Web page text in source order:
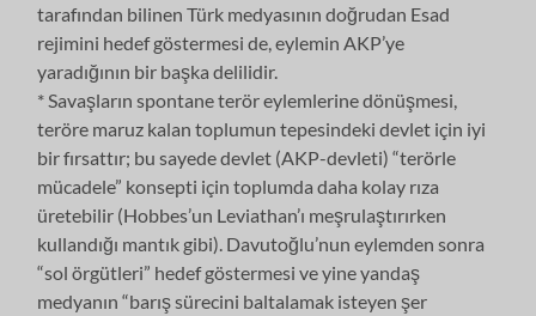
tarafından bilinen Türk medyasının doğrudan Esad
rejimini hedef göstermesi de, eylemin AKP’ye
yaradığının bir başka delilidir.
* Savaşların spontane terör eylemlerine dönüşmesi,
teröre maruz kalan toplumun tepesindeki devlet için iyi
bir fırsattır; bu sayede devlet (AKP-devleti) “terörle
mücadele” konsepti için toplumda daha kolay rıza
üretebilir (Hobbes’un Leviathan’ı meşrulaştırırken
kullandığı mantık gibi). Davutoğlu’nun eylemden sonra
“sol örgütleri” hedef göstermesi ve yine yandaş
medyanın “barış sürecini baltalamak isteyen şer